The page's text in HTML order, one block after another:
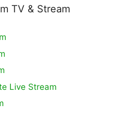
TV & Stream
Live Stream